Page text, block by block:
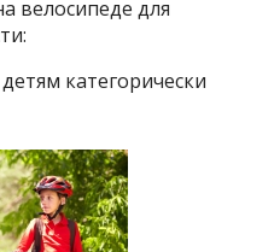
велосипеде для
категорически